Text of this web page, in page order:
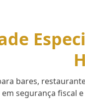
bares,
segurança fiscal